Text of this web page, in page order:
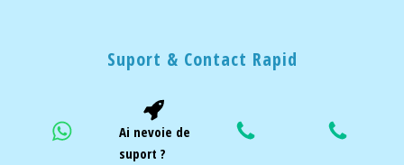
Suport & Contact Rapid
Ai nevoie de
suport ?